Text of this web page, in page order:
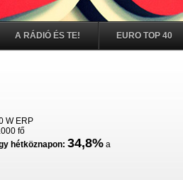
A RÁDIÓ ÉS TE! EURO TOP 40
W ERP
fő
hétköznapon: 34,8% a